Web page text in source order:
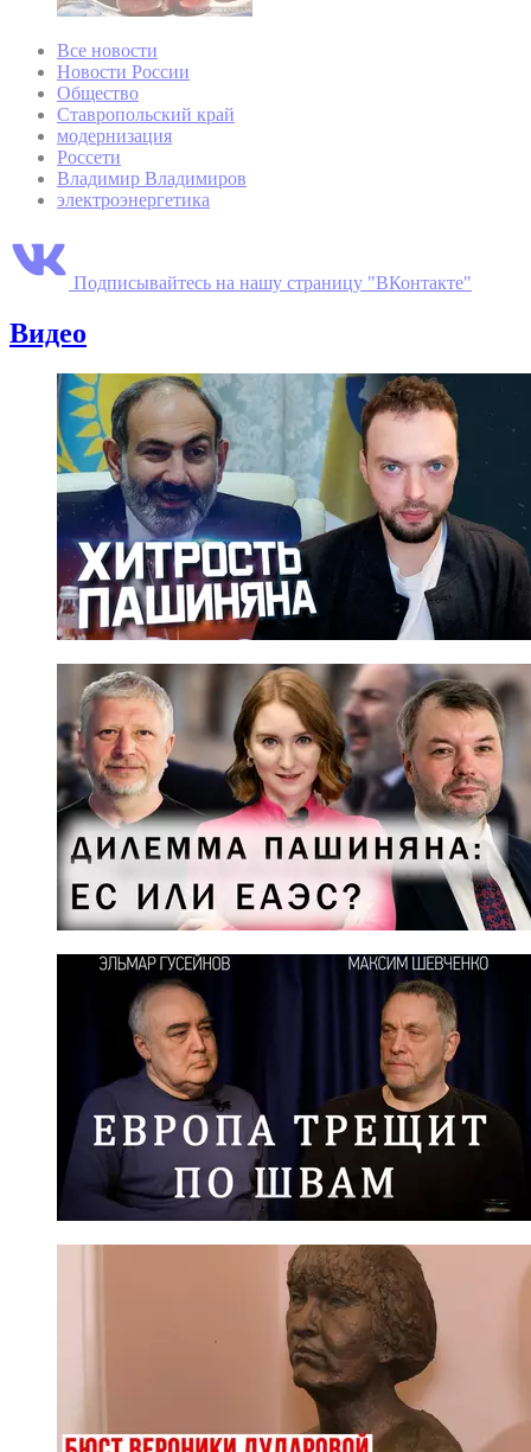
Все новости
Новости России
Общество
Ставропольский край
модернизация
Россети
Владимир Владимиров
электроэнергетика
Подписывайтесь на нашу страницу "ВКонтакте"
Видео